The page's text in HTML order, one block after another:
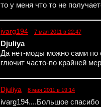
то у меня что то не
ivarg194 7 мая 2011 в 22:47
Djuliya
Да нет-моды можно сами по
глючит часто-по крайней
Djuliya 8 мая 2011 в 19:14
ivarg194....Большое спасибо